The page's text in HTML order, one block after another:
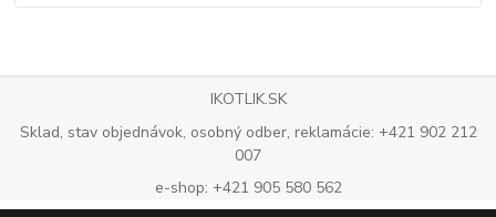
IKOTLIK.SK
Sklad, stav objednávok, osobný odber, reklamácie: +421 902 212
007
e-shop: +421 905 580 562